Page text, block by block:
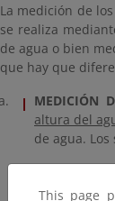
La medición de
se realiza
de agua o bien
que hay que
MEDICIÓN
altura del
de agua.
Escala
This page